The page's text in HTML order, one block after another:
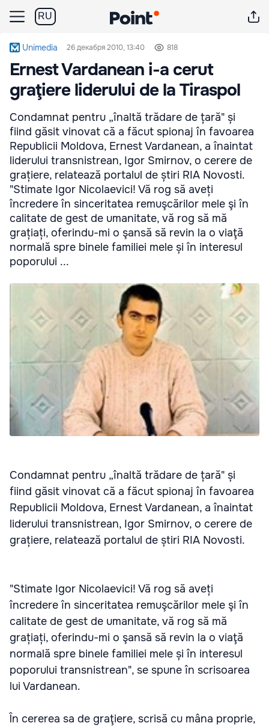
RU
Unimedia 26 декабря 2010, 13:40 818
Ernest Vardanean i-a cerut
graţiere liderului de la Tiraspol
Condamnat pentru „înaltă trădare de țară" și
fiind găsit vinovat că a făcut spionaj în favoarea
Republicii Moldova, Ernest Vardanean, a înaintat
liderului transnistrean, Igor Smirnov, o cerere de
grațiere, relatează portalul de știri RIA Novosti.
"Stimate Igor Nicolaevici! Vă rog să aveți
încredere în sinceritatea remuşcărilor mele şi în
calitate de gest de umanitate, vă rog să mă
grațiați, oferindu-mi o şansă să revin la o viaţă
normală spre binele familiei mele și în interesul
poporului ...
Condamnat pentru „înaltă trădare de țară" și
fiind găsit vinovat că a făcut spionaj în favoarea
Republicii Moldova, Ernest Vardanean, a înaintat
liderului transnistrean, Igor Smirnov, o cerere de
grațiere, relatează portalul de știri RIA Novosti.
"Stimate Igor Nicolaevici! Vă rog să aveți
încredere în sinceritatea remuşcărilor mele şi în
calitate de gest de umanitate, vă rog să mă
grațiați, oferindu-mi o şansă să revin la o viaţă
normală spre binele familiei mele și în interesul
poporului transnistrean", se spune în scrisoarea
lui Vardanean.
În cererea sa de graţiere, scrisă cu mâna proprie,